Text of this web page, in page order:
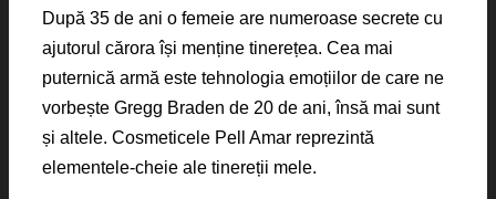
După 35 de ani o femeie are numeroase secrete cu
ajutorul cărora își menține tinerețea. Cea mai
puternică armă este tehnologia emoțiilor de care ne
vorbește Gregg Braden de 20 de ani, însă mai sunt
și altele. Cosmeticele Pell Amar reprezintă
elementele-cheie ale tinereții mele.